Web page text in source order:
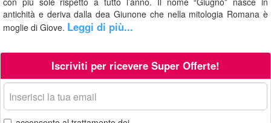
antichità e deriva dalla dea Giunone che nella mitologia Romana è
moglie di Giove. Leggi di più...
Iscriviti per ricevere Super Offerte!
La
tua
email